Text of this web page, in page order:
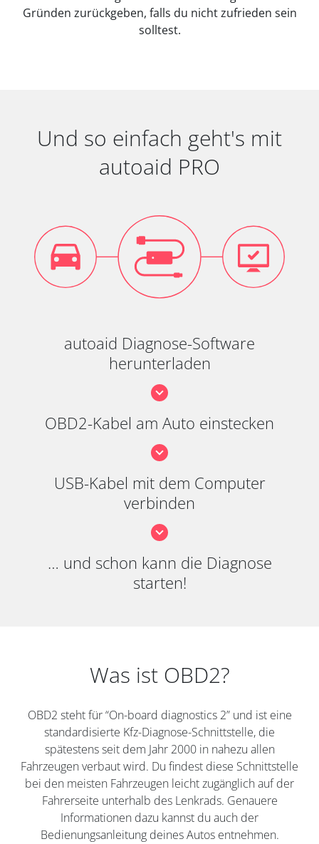
Gründen zurückgeben, falls du nicht zufrieden sein
solltest.
Und so einfach geht's mit
autoaid PRO
autoaid Diagnose-Software
herunterladen
OBD2-Kabel am Auto einstecken
USB-Kabel mit dem Computer
verbinden
… und schon kann die Diagnose
starten!
Was ist OBD2?
OBD2 steht für “On-board diagnostics 2” und ist eine
standardisierte Kfz-Diagnose-Schnittstelle, die
spätestens seit dem Jahr 2000 in nahezu allen
Fahrzeugen verbaut wird. Du findest diese Schnittstelle
bei den meisten Fahrzeugen leicht zugänglich auf der
Fahrerseite unterhalb des Lenkrads. Genauere
Informationen dazu kannst du auch der
Bedienungsanleitung deines Autos entnehmen.